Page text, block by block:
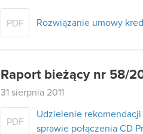
PDF Rozwiązanie umowy
Raport bieżący nr 58/
31 sierpnia 2011
PDF
Udzielenie rekomendacji
sprawie połączenia CD